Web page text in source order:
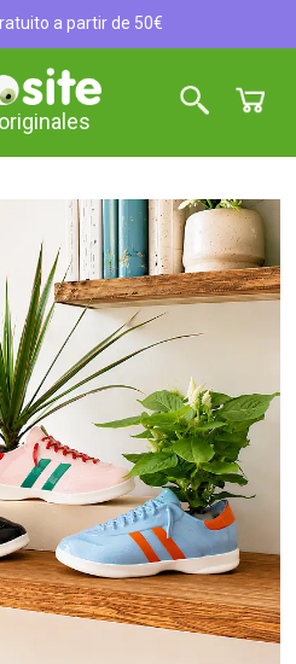
a partir de 50€